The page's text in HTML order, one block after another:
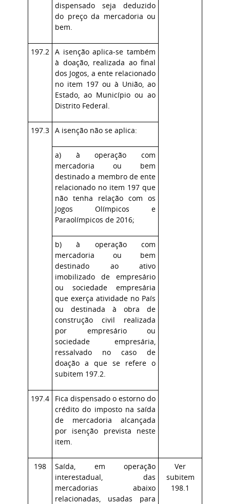
dispensado seja deduzido
do preço da mercadoria ou
bem.
197.2 A isenção aplica-se também
à doação, realizada ao final
dos Jogos, a ente relacionado
no item 197 ou à União, ao
Estado, ao Município ou ao
Distrito Federal.
197.3 A isenção não se aplica:
a) à operação com
mercadoria ou bem
destinado a membro de ente
relacionado no item 197 que
não tenha relação com os
Jogos Olímpicos e
Paraolímpicos de 2016;
b) à operação com
mercadoria ou bem
destinado ao ativo
imobilizado de empresário
ou sociedade empresária
que exerça atividade no País
ou destinada à obra de
construção civil realizada
por empresário ou
sociedade empresária,
ressalvado no caso de
doação a que se refere o
subitem 197.2.
197.4
Fica dispensado o estorno do
crédito do imposto na saída
de mercadoria alcançada
por isenção prevista neste
item.
198
Saída, em operação
interestadual, das
mercadorias abaixo
relacionadas, usadas para
Ver
subitem
198.1